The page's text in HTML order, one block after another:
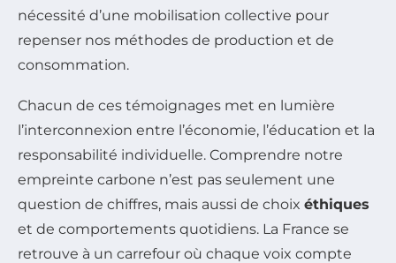
nécessité d’une mobilisation collective pour
repenser nos méthodes de production et de
consommation.
Chacun de ces témoignages met en lumière
l’interconnexion entre l’économie, l’éducation et la
responsabilité individuelle. Comprendre notre
empreinte carbone n’est pas seulement une
question de chiffres, mais aussi de choix éthiques
et de comportements quotidiens. La France se
retrouve à un carrefour où chaque voix compte